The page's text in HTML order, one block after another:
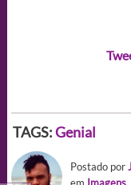
TAGS:Genial
Postado por